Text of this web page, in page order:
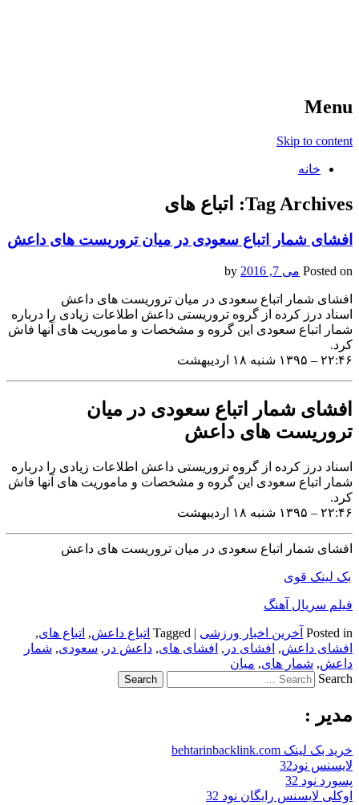
Menu
Skip to content
خانه
Tag Archives: اتباع های
افشای شمار اتباع سعودی در میان تروریست های داعش
Posted on می 7, 2016
افشای شمار اتباع سعودی در میان تروریست های داعش
اسناد درز کرده از گروه تروریستی داعش اطلاعات زیادی را درباره
شمار اتباع سعودی این گروه و مشخصات و ماموریت های آنها فاش
کرد.
۲۲:۴۶ – ۱۳۹۵ شنبه ۱۸ اردیبهشت
افشای شمار اتباع سعودی در میان
تروریست های داعش
اسناد درز کرده از گروه تروریستی داعش اطلاعات زیادی را درباره
شمار اتباع سعودی این گروه و مشخصات و ماموریت های آنها فاش
کرد.
۲۲:۴۶ – ۱۳۹۵ شنبه ۱۸ اردیبهشت
افشای شمار اتباع سعودی در میان تروریست های داعش
بک لینک قوی
فیلم سریال آهنگ
Posted in آخرین اخبار ورزشی |
Tagged اتباع داعش, اتباع های,
افشای داعش, افشای در , افشای های, داعش در , سعودی, شمار
داعش, شمار های, میان
Search
مدیر :
خرید بک لینک behtarinbacklink.com
لایسنس نود32
پسورد نود 32
اوکلی لایسنس رایگان نود 32